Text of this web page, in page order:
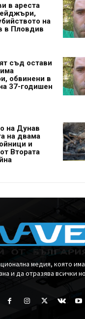
в ареста
на
в Пловдив
съд остави
обвинени в
37-годишен
на Дунав
на двама
и
Втората
медия, която
и да отразява всички